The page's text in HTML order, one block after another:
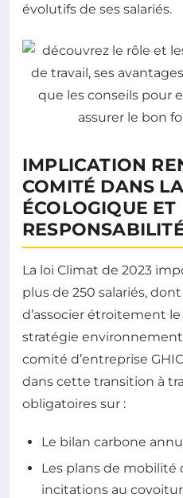
évolutifs de ses salariés.
IMPLICATION
COMITÉ DANS
ÉCOLOGIQUE ET
La loi Climat de 2023
plus de 250 salariés,
d’associer étroitement
stratégie
comité d’entreprise
dans cette transition à
obligatoires sur :
Le bilan carbone
Les plans de mobilité
incitations au